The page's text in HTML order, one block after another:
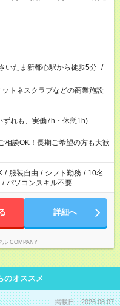
いたま新都心駅から徒歩5分 /
トネスクラブなどの商業施設
れも、実働7h・休憩1h)
談OK！長期ご希望の方も大歓
/ 服装自由 / シフト勤務 / 10名
/ パソコンスキル不要
詳細へ
ル COMPANY
のオススメ
掲載日：2026.08.07